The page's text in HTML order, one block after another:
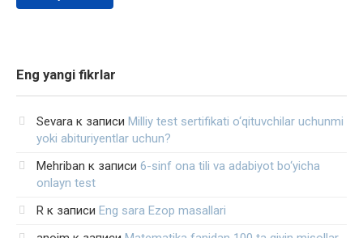
Eng yangi fikrlar
Sevara к записи Milliy test sertifikati o‘qituvchilar uchunmi
yoki abituriyentlar uchun?
Mehriban к записи 6-sinf ona tili va adabiyot bo‘yicha
onlayn test
R к записи Eng sara Ezop masallari